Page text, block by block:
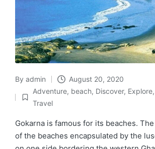
Posted
by
By admin August 20, 2020
Posted
Adventure, beach, Discover, Explore,
Travel
Gokarna is famous for its beaches.
of the beaches encapsulated by the